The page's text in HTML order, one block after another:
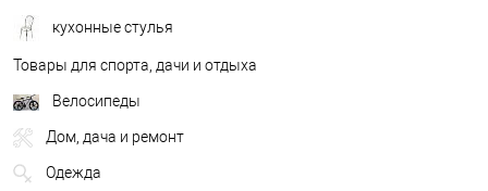
кухонные стулья
Товары для спорта, дачи и отдыха
Велосипеды
Дом, дача и ремонт
Одежда